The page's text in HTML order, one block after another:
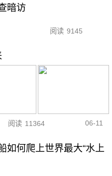
暗访
阅读 9145
阅读 11364 06-11
如何爬上世界最大“水上